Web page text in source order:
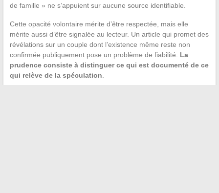
de famille » ne s’appuient sur aucune source identifiable.
Cette opacité volontaire mérite d’être respectée, mais elle
mérite aussi d’être signalée au lecteur. Un article qui promet des
révélations sur un couple dont l’existence même reste non
confirmée publiquement pose un problème de fiabilité. La
prudence consiste à distinguer ce qui est documenté de ce
qui relève de la spéculation.